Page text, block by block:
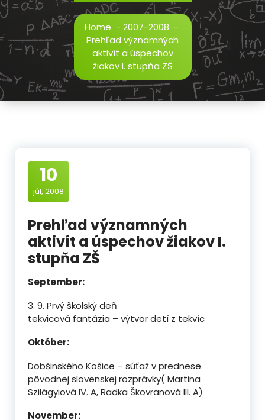
Home - 2007-2008 -
Prehľad významných
aktivít a úspechov
žiakov I. stupňa ZŠ
10
júl, 2008
Prehľad významných
aktivít a úspechov žiakov I.
stupňa ZŠ
September:
3. 9. Prvý školský deň
tekvicová fantázia – výtvor detí z tekvíc
Október:
Dobšinského Košice – súťaž v prednese
pôvodnej slovenskej rozprávky( Martina
Szilágyiová IV. A, Radka Škovranová III. A)
November: